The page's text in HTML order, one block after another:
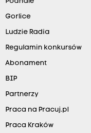
Gorlice
Ludzie Radia
Regulamin konkursów
Abonament
BIP
Partnerzy
Praca na Pracuj.pl
Praca Kraków